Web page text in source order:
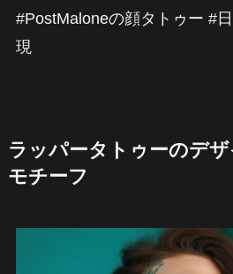
#PostMaloneの顔タトゥー #
現
ラッパータトゥーのデ
モチーフ